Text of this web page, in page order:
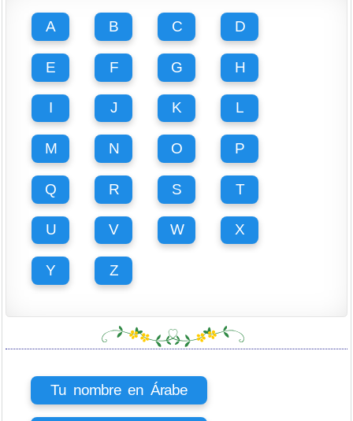
A B C D
E F G H
I J K L
M N O P
Q R S T
U V W X
Y Z
Tu nombre en Árabe